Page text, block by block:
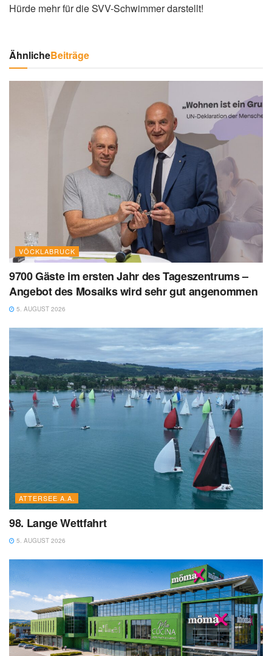
Hürde mehr für die SVV-Schwimmer darstellt!
ÄhnlicheBeiträge
VÖCKLABRUCK
9700 Gäste im ersten Jahr des Tageszentrums –
Angebot des Mosaiks wird sehr gut angenommen
5. AUGUST 2026
ATTERSEE A.A.
98. Lange Wettfahrt
5. AUGUST 2026